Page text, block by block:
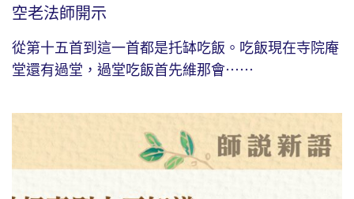
空老法師開示
從第十五首到這一首都是托缽吃飯。吃飯現在寺院庵
堂還有過堂，過堂吃飯首先維那會⋯⋯